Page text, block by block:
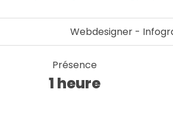
Webdesigner -
Présence
1 heure